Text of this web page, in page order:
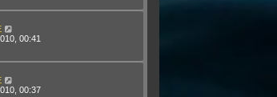
00:41
00:37